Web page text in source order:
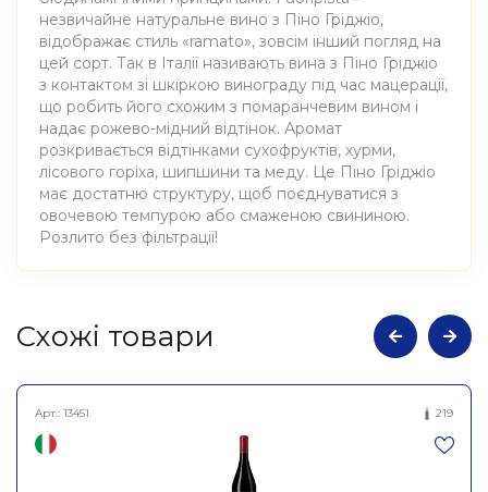
незвичайне натуральне вино з Піно Гріджіо,
відображає стиль «ramato», зовсім інший погляд на
цей сорт. Так в Італії називають вина з Піно Гріджіо
з контактом зі шкіркою винограду під час мацерації,
що робить його схожим з помаранчевим вином і
надає рожево-мідний відтінок. Аромат
розкривається відтінками сухофруктів, хурми,
лісового горіха, шипшини та меду. Це Піно Гріджіо
має достатню структуру, щоб поєднуватися з
овочевою темпурою або смаженою свининою.
Розлито без фільтрації!
Атрибути
Вино виноградне
натуральне сухе біле
Фуоріпіста Піно Гріджо,
Cхожі товари
Арт.: 13451 219